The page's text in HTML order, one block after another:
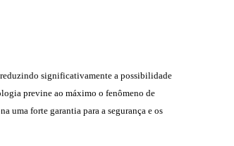
significativamente a possibilidade
previne ao máximo o fenômeno de
uma forte garantia para a segurança e os